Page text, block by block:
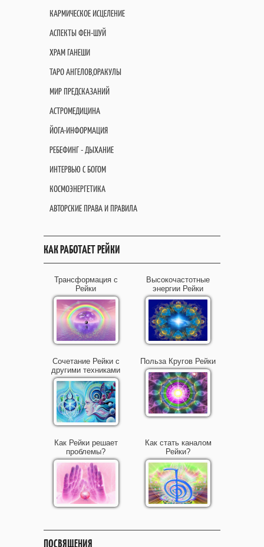
КАРМИЧЕСКОЕ ИСЦЕЛЕНИЕ
АСПЕКТЫ ФЕН-ШУЙ
ХРАМ ГАНЕШИ
ТАРО АНГЕЛОВ,ОРАКУЛЫ
МИР ПРЕДСКАЗАНИЙ
АСТРОМЕДИЦИНА
ЙОГА-ИНФОРМАЦИЯ
РЕБЕФИНГ - ДЫХАНИЕ
ИНТЕРВЬЮ С БОГОМ
КОСМОЭНЕРГЕТИКА
АВТОРСКИЕ ПРАВА И ПРАВИЛА
КАК РАБОТАЕТ РЕЙКИ
Трансформация с
Рейки
Высокочастотные
энергии Рейки
Сочетание Рейки с
другими техниками
Польза Кругов Рейки
Как Рейки решает
проблемы?
Как стать каналом
Рейки?
ПОСВЯЩЕНИЯ